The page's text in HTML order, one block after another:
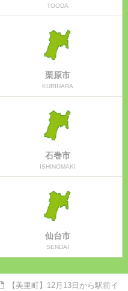
TOODA
栗原市
KURIHARA
石巻市
ISHINOMAKI
仙台市
SENDAI
【美里町】12月13日から駅前イ